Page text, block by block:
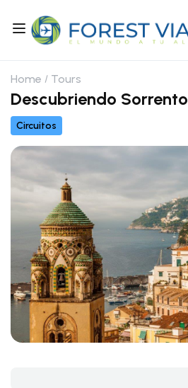
Home Tours
Descubriendo Sorrento
Circuitos